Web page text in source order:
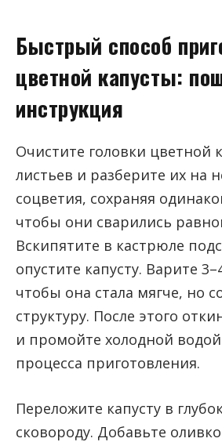
Быстрый способ
цветной капусты:
инструкция
Очистите головки цветной
листьев и разберите их на
соцветия, сохраняя
чтобы они сварились
Вскипятите в кастрюле
опустите капусту. Варите
чтобы она стала мягче, но
структуру. После этого
и промойте холодной
процесса приготовления.
Переложите капусту в
сковороду. Добавьте